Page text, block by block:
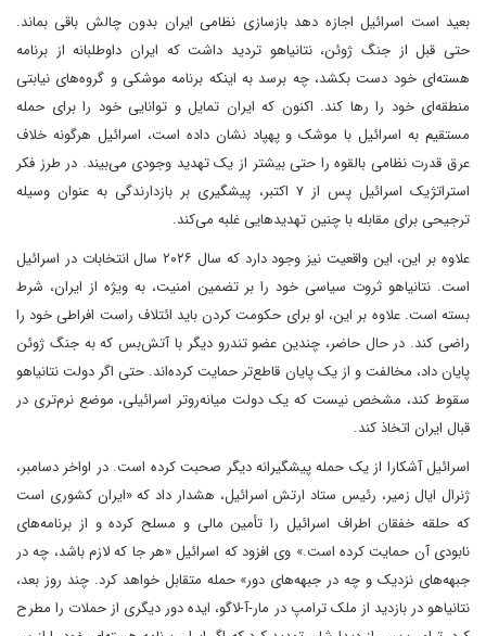
بعید است اسرائیل اجازه دهد بازسازی نظامی ایران بدون چالش باقی بماند.
حتی قبل از جنگ ژوئن، نتانیاهو تردید داشت که ایران داوطلبانه از برنامه
هسته‌ای خود دست بکشد، چه برسد به اینکه برنامه موشکی و گروه‌های نیابتی
منطقه‌ای خود را رها کند. اکنون که ایران تمایل و توانایی خود را برای حمله
مستقیم به اسرائیل با موشک و پهپاد نشان داده است، اسرائیل هرگونه خلاف
عرق قدرت نظامی بالقوه را حتی بیشتر از یک تهدید وجودی می‌بیند. در طرز فکر
استراتژیک اسرائیل پس از ۷ اکتبر، پیشگیری بر بازدارندگی به عنوان وسیله
ترجیحی برای مقابله با چنین تهدیدهایی غلبه می‌کند.
علاوه بر این، این واقعیت نیز وجود دارد که سال ۲۰۲۶ سال انتخابات در اسرائیل
است. نتانیاهو ثروت سیاسی خود را بر تضمین امنیت، به ویژه از ایران، شرط
بسته است. علاوه بر این، او برای حکومت کردن باید ائتلاف راست افراطی خود را
راضی کند. در حال حاضر، چندین عضو تندرو دیگر با آتش‌بس که به جنگ ژوئن
پایان داد، مخالفت و از یک پایان قاطع‌تر حمایت کرده‌اند. حتی اگر دولت نتانیاهو
سقوط کند، مشخص نیست که یک دولت میانه‌روتر اسرائیلی، موضع نرم‌تری در
قبال ایران اتخاذ کند.
اسرائیل آشکارا از یک حمله پیشگیرانه دیگر صحبت کرده است. در اواخر دسامبر،
ژنرال ایال زمیر، رئیس ستاد ارتش اسرائیل، هشدار داد که «ایران کشوری است
که حلقه خفقان اطراف اسرائیل را تأمین مالی و مسلح کرده و از برنامه‌های
نابودی آن حمایت کرده است.» وی افزود که اسرائیل «هر جا که لازم باشد، چه در
جبهه‌های نزدیک و چه در جبهه‌های دور» حمله متقابل خواهد کرد. چند روز بعد،
نتانیاهو در بازدید از ملک ترامپ در مار-آ-لاگو، ایده دور دیگری از حملات را مطرح